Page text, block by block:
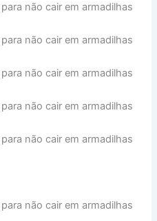
não cair em armadilhas
não cair em armadilhas
não cair em armadilhas
não cair em armadilhas
não cair em armadilhas
não cair em armadilhas